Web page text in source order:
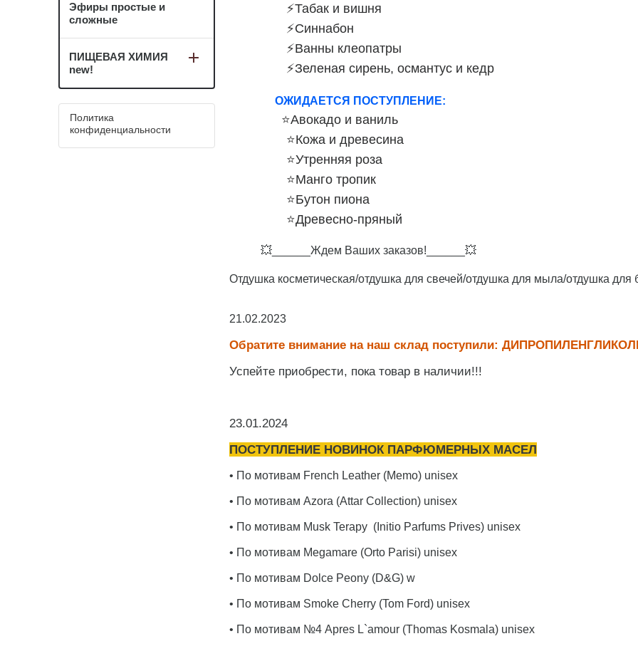
⚡️Табак и вишня
⚡️Синнабон
⚡️Ванны клеопатры
⚡️Зеленая сирень, османтус и кедр
ОЖИДАЕТСЯ ПОСТУПЛЕНИЕ:
⭐️Авокадо и ваниль
⭐️Кожа и древесина
⭐️Утренняя роза
⭐️Манго тропик
⭐️Бутон пиона
⭐️Древесно-пряный
💥______Ждем Ваших заказов!______💥
Отдушка косметическая/отдушка для свечей/отдушка для мыла/отдушка для
21.02.2023
Обратите внимание на наш склад поступили:
Успейте приобрести, пока товар в наличии!!!
23.01.2024
ПОСТУПЛЕНИЕ НОВИНОК ПАРФЮМЕРНЫХ МАСЕЛ
• По мотивам French Leather (Memo) unisex
• По мотивам Azora (Attar Collection) unisex
• По мотивам Musk Terapy (Initio Parfums Prives) unisex
• По мотивам Megamare (Orto Parisi) unisex
• По мотивам Dolce Peony (D&G) w
• По мотивам Smoke Cherry (Tom Ford) unisex
• По мотивам №4 Apres L`amour (Thomas Kosmala) unisex
Эфиры простые и
сложные
ПИЩЕВАЯ ХИМИЯ
new!
Политика
конфиденциальности